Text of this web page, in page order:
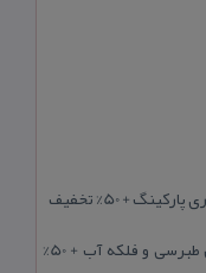
+ 50% تخفیف
لیست هتل آپارتمان های مشهد در هتل خیابان طبرسی و فلکه آب + 50%